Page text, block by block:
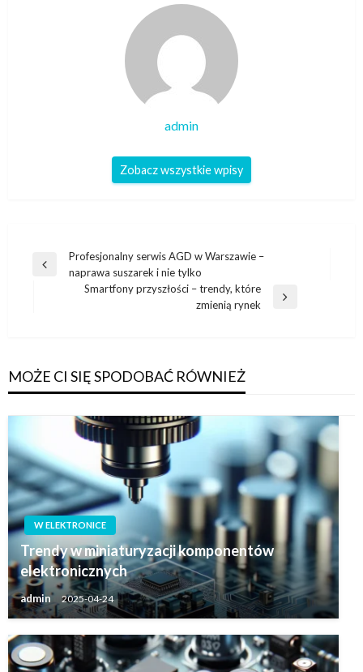
admin
Zobacz wszystkie wpisy
Nawigacja
wpisu
Poprzedni
Profesjonalny serwis AGD w Warszawie –
naprawa suszarek i nie tylko
Smartfony przyszłości – trendy, które
zmienią rynek
MOŻE CI SIĘ SPODOBAĆ RÓWNIEŻ
W ELEKTRONICE
Trendy w miniaturyzacji komponentów
elektronicznych
admin 2025-04-24